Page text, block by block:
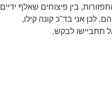
בין פיצוחים שאלף ידיים
לכן אני בד"כ קונה קילו,
תתביישו לבקש.